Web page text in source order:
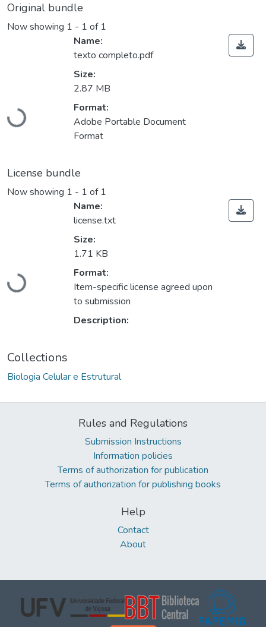
Original bundle
Now showing 1 - 1 of 1
Loading...
Name:
texto completo.pdf
Size:
2.87 MB
Format:
Adobe Portable Document
Format
License bundle
Now showing 1 - 1 of 1
Loading...
Name:
license.txt
Size:
1.71 KB
Format:
Item-specific license agreed upon
to submission
Description:
Collections
Biologia Celular e Estrutural
Rules and Regulations
Submission Instructions
Information policies
Terms of authorization for publication
Terms of authorization for publishing books
Help
Contact
About